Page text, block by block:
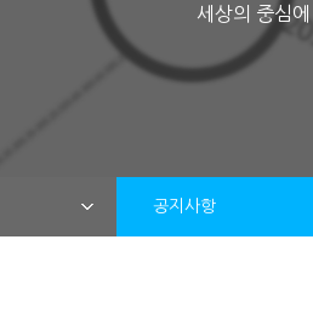
세상의 중심
공지사항